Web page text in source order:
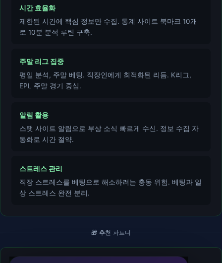
시간 효율화
제한된 시간에 핵심 정보만 수집. 통계 사이트 북마크 10개
로 10분 분석 루틴 구축.
주말 리그 집중
평일 분석, 주말 베팅. 직장인에게 최적화된 리듬. K리그,
EPL 주말 경기 중심.
알림 활용
스탯 사이트 알림으로 부상 소식 빠르게 수신. 정보 수집 자
동화로 시간 절약.
스트레스 관리
직장 스트레스를 베팅으로 해소하려는 충동 위험. 베팅과 일
상 스트레스 완전 분리.
🎁 추천 파트너